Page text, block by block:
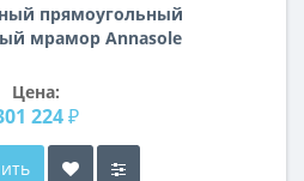
прямоугольный
мрамор Annasole
Цена:
224 ₽